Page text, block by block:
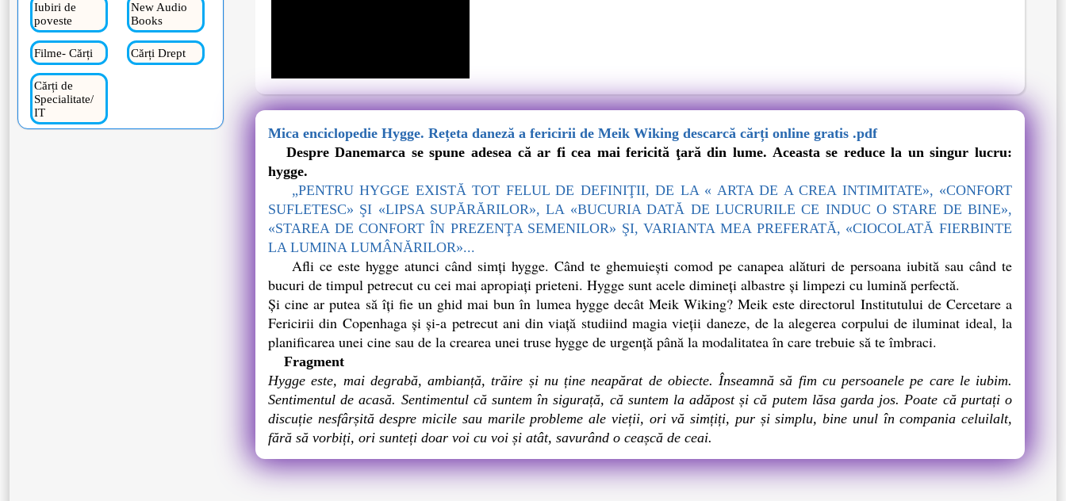
Mica enciclopedie Hygge. Rețeta daneză a fericirii de Meik Wiking descarcă cărți online gratis .pdf
Despre Danemarca se spune adesea că ar fi cea mai fericită ţară din lume. Aceasta se reduce la un singur lucru:
hygge.
„PENTRU HYGGE EXISTĂ TOT FELUL DE DEFINIŢII, DE LA « ARTA DE A CREA INTIMITATE», «CONFORT
SUFLETESC» ŞI «LIPSA SUPĂRĂRILOR», LA «BUCURIA DATĂ DE LUCRURILE CE INDUC O STARE DE BINE»,
«STAREA DE CONFORT ÎN PREZENŢA SEMENILOR» ŞI, VARIANTA MEA PREFERATĂ, «CIOCOLATĂ FIERBINTE
LA LUMINA LUMÂNĂRILOR»...
Afli ce este hygge atunci când simţi hygge. Când te ghemuieşti comod pe canapea alături de persoana iubită sau când te
bucuri de timpul petrecut cu cei mai apropiaţi prieteni. Hygge sunt acele dimineţi albastre şi limpezi cu lumină perfectă.
Şi cine ar putea să îţi fie un ghid mai bun în lumea hygge decât Meik Wiking? Meik este directorul Institutului de Cercetare a
Fericirii din Copenhaga şi şi-a petrecut ani din viaţă studiind magia vieţii daneze, de la alegerea corpului de iluminat ideal, la
planificarea unei cine sau de la crearea unei truse hygge de urgenţă până la modalitatea în care trebuie să te îmbraci.
Fragment
Hygge este, mai degrabă, ambianță, trăire și nu ține neapărat de obiecte. Înseamnă să fim cu persoanele pe care le iubim.
Sentimentul de acasă. Sentimentul că suntem în sigurață, că suntem la adăpost și că putem lăsa garda jos. Poate că purtați o
discuție nesfârșită despre micile sau marile probleme ale vieții, ori vă simțiți, pur și simplu, bine unul în compania celuilalt,
fără să vorbiți, ori sunteți doar voi cu voi și atât, savurând o ceașcă de ceai.
Iubiri de
poveste
New Audio
Books
Filme- Cărți Cărți Drept
Cărți de
Specialitate/
IT